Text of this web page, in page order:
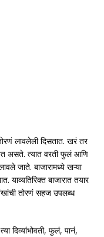
लावलेली दिसतात. खरं तर
असते. त्यात वरती फुलं आणि
जाते. बाजारामध्ये खऱ्या
याव्यतिरिक्त बाजारात तयार
तोरणं सहज उपलब्ध
दिव्यांभोवती, फुलं, पानं,